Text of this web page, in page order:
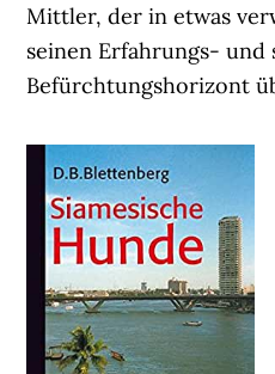
Mittler, der in etwas
seinen Erfahrungs- und
Befürchtungshorizont